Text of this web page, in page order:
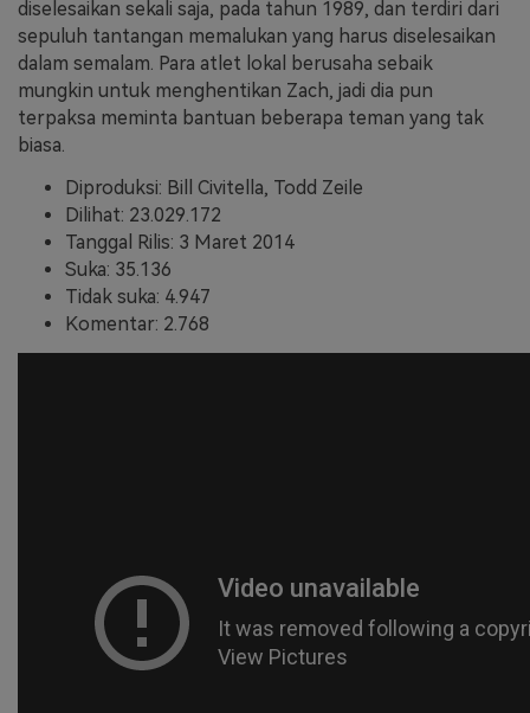
diselesaikan sekali saja, pada tahun 1989, dan terdiri dari
sepuluh tantangan memalukan yang harus diselesaikan
dalam semalam. Para atlet lokal berusaha sebaik
mungkin untuk menghentikan Zach, jadi dia pun
terpaksa meminta bantuan beberapa teman yang tak
biasa.
Diproduksi: Bill Civitella, Todd Zeile
Dilihat: 23.029.172
Tanggal Rilis: 3 Maret 2014
Suka: 35.136
Tidak suka: 4.947
Komentar: 2.768